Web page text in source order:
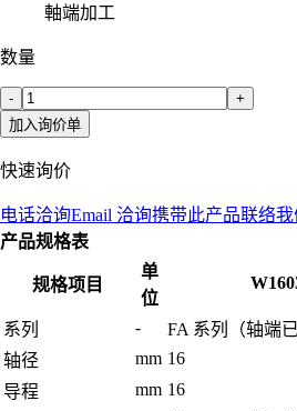
軸端加工
数量
-
+
加入询价单
快速询价
电话洽询Email 洽询携带此产品联络我
产品规格表
规格项目
单
位
系列 -
FA 系列（轴端已
轴径
mm 16
导程
mm 16